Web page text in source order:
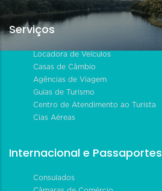
Serviços
Locadora de Veículos
Casas de Câmbio
Agências de Viagem
Guias de Turismo
Centro de Atendimento ao Turista
Cias Aéreas
Internacional e Passaportes
Consulados